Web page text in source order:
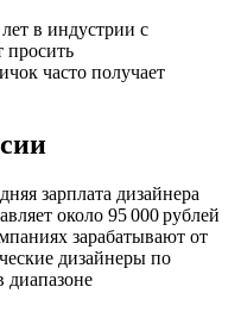
в индустрии с
просить
часто получает
зарплата дизайнера
около 95 000 рублей
зарабатывают от
дизайнеры по
диапазоне